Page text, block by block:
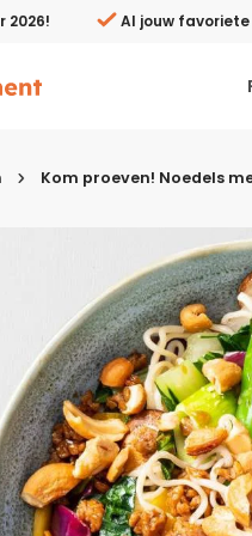
teriyaki bij
2026! Al jouw
Kom proeven! Noedels